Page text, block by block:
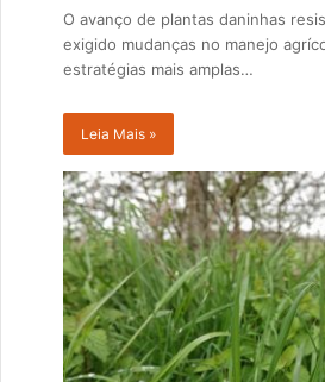
O avanço de plantas daninhas
exigido mudanças no manejo
estratégias mais amplas…
Leia Mais »